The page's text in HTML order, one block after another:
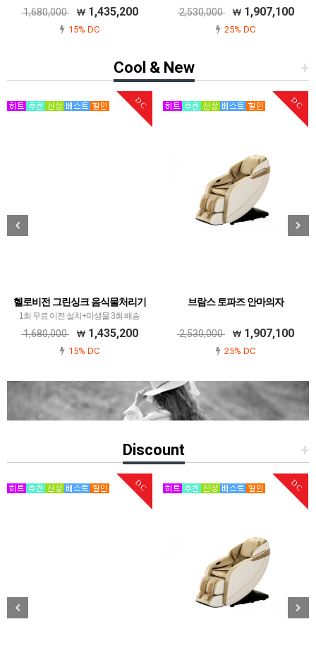
1,680,000 1,435,200
15% DC
2,530,000 1,907,100
25% DC
+
Cool & New
DC
헬로비전 그린싱크 음식물처리기
1회 무료 이전 설치+미생물 3회 배송
1,680,000 1,435,200
15% DC
DC
브람스 토파즈 안마의자
2,530,000 1,907,100
25% DC
+
Discount
DC DC